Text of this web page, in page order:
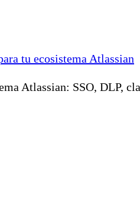
tu ecosistema Atlassian
Atlassian: SSO, DLP,